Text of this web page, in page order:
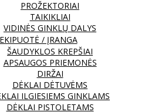
PROŽEKTORIAI
TAIKIKLIAI
VIDINĖS GINKLŲ DALYS
EKIPUOTĖ / ĮRANGA
ŠAUDYKLOS KREPŠIAI
APSAUGOS PRIEMONĖS
DIRŽAI
DĖKLAI DĖTUVĖMS
ILGIESIEMS GINKLAMS
DĖKLAI PISTOLETAMS